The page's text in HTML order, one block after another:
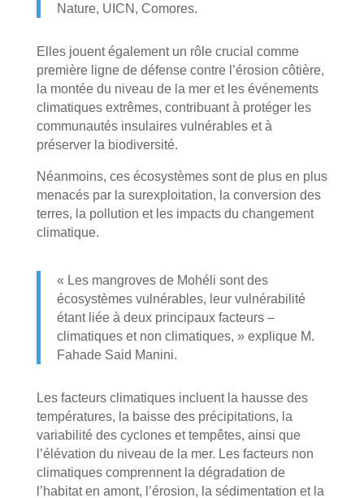
Nature, UICN, Comores.
Elles jouent également un rôle crucial comme
première ligne de défense contre l’érosion côtière,
la montée du niveau de la mer et les événements
climatiques extrêmes, contribuant à protéger les
communautés insulaires vulnérables et à
préserver la biodiversité.
Néanmoins, ces écosystèmes sont de plus en plus
menacés par la surexploitation, la conversion des
terres, la pollution et les impacts du changement
climatique.
« Les mangroves de Mohéli sont des
écosystèmes vulnérables, leur vulnérabilité
étant liée à deux principaux facteurs –
climatiques et non climatiques, » explique M.
Fahade Said Manini.
Les facteurs climatiques incluent la hausse des
températures, la baisse des précipitations, la
variabilité des cyclones et tempêtes, ainsi que
l’élévation du niveau de la mer. Les facteurs non
climatiques comprennent la dégradation de
l’habitat en amont, l’érosion, la sédimentation et la